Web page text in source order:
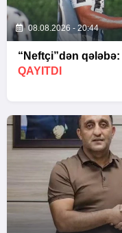
08.08.2026 - 20:44
“Neftçi”dən qələbə:
QAYITDI